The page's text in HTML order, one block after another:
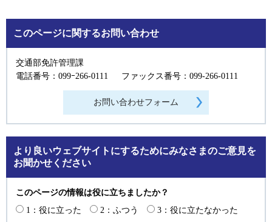
このページに関するお問い合わせ
交通部免許管理課
電話番号：099ｰ266-0111
ファックス番号：099-266-0111
より良いウェブサイトにするためにみなさまのご意見を
お聞かせください
このページの情報は役に立ちましたか？
1：役に立った
2：ふつう
3：役に立たなかった